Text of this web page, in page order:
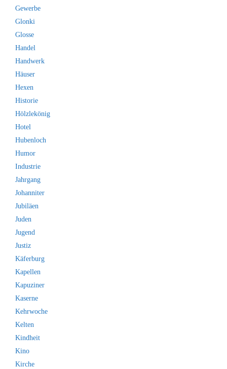
Gewerbe
Glonki
Glosse
Handel
Handwerk
Häuser
Hexen
Historie
Hölzlekönig
Hotel
Hubenloch
Humor
Industrie
Jahrgang
Johanniter
Jubiläen
Juden
Jugend
Justiz
Käferburg
Kapellen
Kapuziner
Kaserne
Kehrwoche
Kelten
Kindheit
Kino
Kirche